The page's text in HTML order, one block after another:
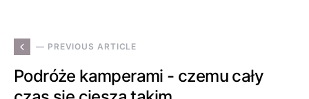
— PREVIOUS ARTICLE
Podróże kamperami - czemu cały